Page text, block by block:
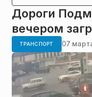
Дороги
вечером
ТРАНСПОРТ 07